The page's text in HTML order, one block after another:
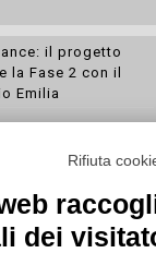
il progetto
la Fase 2 con il
Emilia
preventivi
salute
Rifiuta
dei